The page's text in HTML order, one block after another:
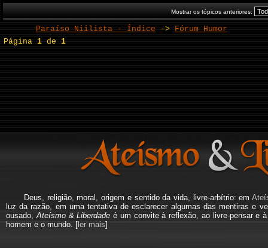
Mostrar os tópicos anteriores:
Paraíso Niilista - Índice -> Fórum Humor
Página1 de1
Deus, religião, moral, origem e sentido da vida, livre-arbítrio: em
luz da razão, em uma tentativa de esclarecer algumas das mentiras e
ousado, Ateísmo & Liberdade é um convite à reflexão, ao livre-pensar e
homem e o mundo. [ler mais]